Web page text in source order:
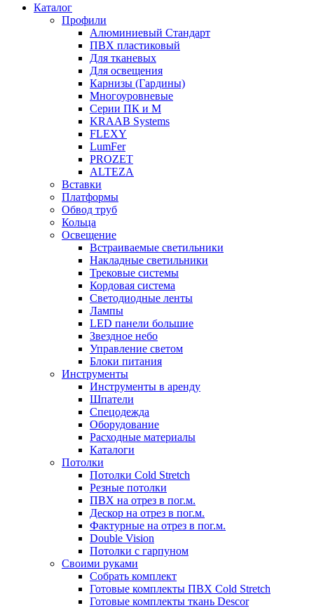
Каталог
Профили
Алюминиевый Стандарт
ПВХ пластиковый
Для тканевых
Для освещения
Карнизы (Гардины)
Многоуровневые
Серии ПК и М
KRAAB Systems
FLEXY
LumFer
PROZET
ALTEZA
Вставки
Платформы
Обвод труб
Кольца
Освещение
Встраиваемые светильники
Накладные светильники
Трековые системы
Кордовая система
Светодиодные ленты
Лампы
LED панели большие
Звездное небо
Управление светом
Блоки питания
Инструменты
Инструменты в аренду
Шпатели
Спецодежда
Оборудование
Расходные материалы
Каталоги
Потолки
Потолки Cold Stretch
Резные потолки
ПВХ на отрез в пог.м.
Дескор на отрез в пог.м.
Фактурные на отрез в пог.м.
Double Vision
Потолки с гарпуном
Своими руками
Собрать комплект
Готовые комплекты ПВХ Cold Stretch
Готовые комплекты ткань Descor